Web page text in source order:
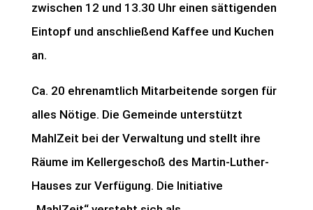
zwischen 12 und 13.30 Uhr einen sättigenden
Eintopf und anschließend Kaffee und Kuchen
an.
Ca. 20 ehrenamtlich Mitarbeitende sorgen für
alles Nötige. Die Gemeinde unterstützt
MahlZeit bei der Verwaltung und stellt ihre
Räume im Kellergeschoß des Martin-Luther-
Hauses zur Verfügung. Die Initiative